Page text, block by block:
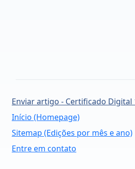
Enviar artigo - Certificado Digital
Início (Homepage)
Sitemap (Edições por mês e ano)
Entre em contato